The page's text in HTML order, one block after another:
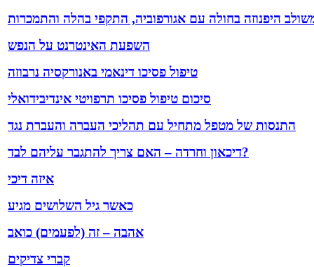
היפנוזה בחולה עם אגורפוביה, התקפי בהלה והתמכרות
השפעת האינטרנט על הנפש
טיפול פסיכו דינאמי באנורקסיה נרבוזה
סיכום טיפול פסיכו תרפויטי אינדיבידואלי
התנסות של מטפל מתחיל עם תהליכי העברה והעברת נגד
דיכאון וחרדה – האם צריך להתגבר עליהם לבד?
איזה דיכי
כאשר גיל השלושים מגיע
אהבה – זה (לפעמים) כואב
קברי צדיקים